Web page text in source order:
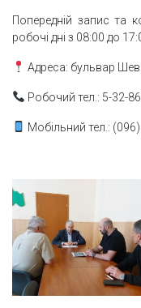
Попередній запис та
робочі дні з 08:00 до
Адреса: бульвар
Робочий тел.: 5-32-86
Мобільний тел.: